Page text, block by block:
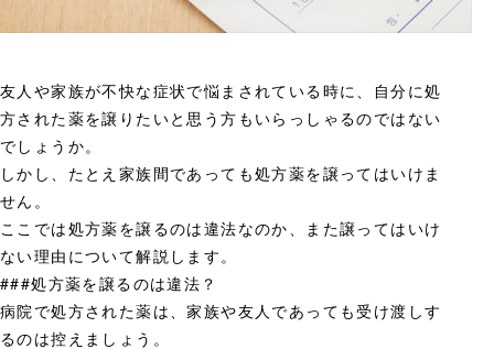
友人や家族が不快な症状で悩まされている時に、自分に処
方された薬を譲りたいと思う方もいらっしゃるのではない
でしょうか。
しかし、たとえ家族間であっても処方薬を譲ってはいけま
せん。
ここでは処方薬を譲るのは違法なのか、また譲ってはいけ
ない理由について解説します。
###処方薬を譲るのは違法？
病院で処方された薬は、家族や友人であっても受け渡しす
るのは控えましょう。